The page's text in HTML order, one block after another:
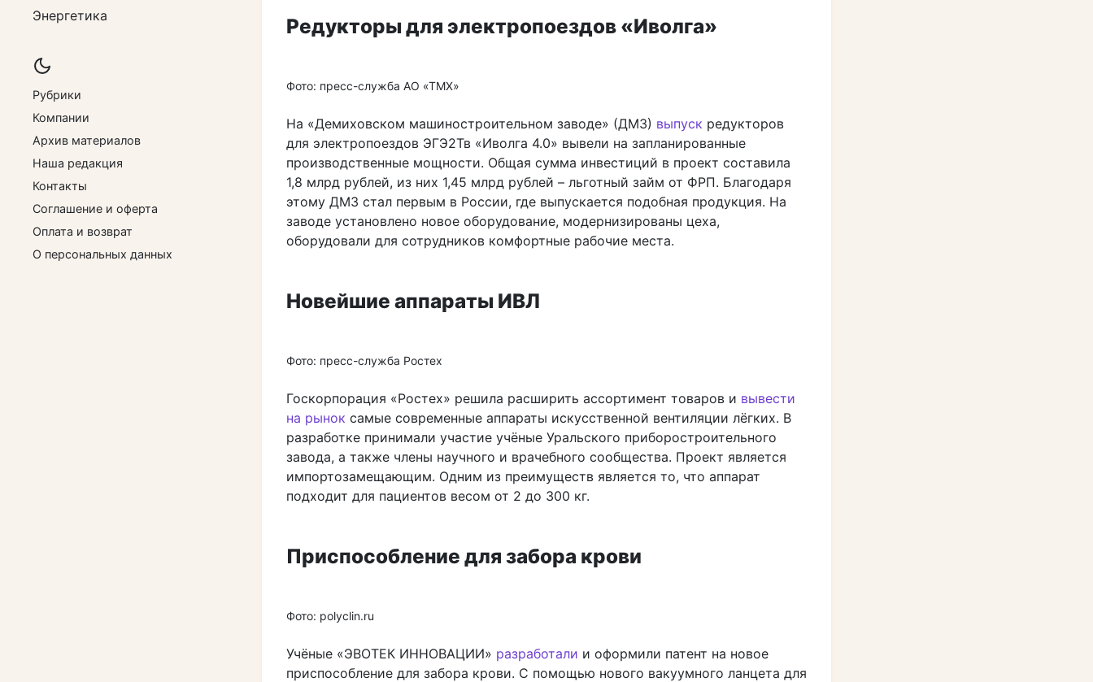
Редукторы для электропоездов «Иволга»
Фото: пресс-служба АО «ТМХ»
На «Демиховском машиностроительном заводе» (ДМЗ) выпуск редукторов
для электропоездов ЭГЭ2Тв «Иволга 4.0» вывели на запланированные
производственные мощности. Общая сумма инвестиций в проект составила
1,8 млрд рублей, из них 1,45 млрд рублей – льготный займ от ФРП. Благодаря
этому ДМЗ стал первым в России, где выпускается подобная продукция. На
заводе установлено новое оборудование, модернизированы цеха,
оборудовали для сотрудников комфортные рабочие места.
Новейшие аппараты ИВЛ
Фото: пресс-служба Ростех
Госкорпорация «Ростех» решила расширить ассортимент товаров и вывести
на рынок самые современные аппараты искусственной вентиляции лёгких. В
разработке принимали участие учёные Уральского приборостроительного
завода, а также члены научного и врачебного сообщества. Проект является
импортозамещающим. Одним из преимуществ является то, что аппарат
подходит для пациентов весом от 2 до 300 кг.
Приспособление для забора крови
Фото: polyclin.ru
Учёные «ЭВОТЕК ИННОВАЦИИ» разработали и оформили патент на новое
приспособление для забора крови. С помощью нового вакуумного ланцета для
Энергетика
Рубрики
Компании
Архив материалов
Наша редакция
Контакты
Соглашение и оферта
Оплата и возврат
О персональных данных